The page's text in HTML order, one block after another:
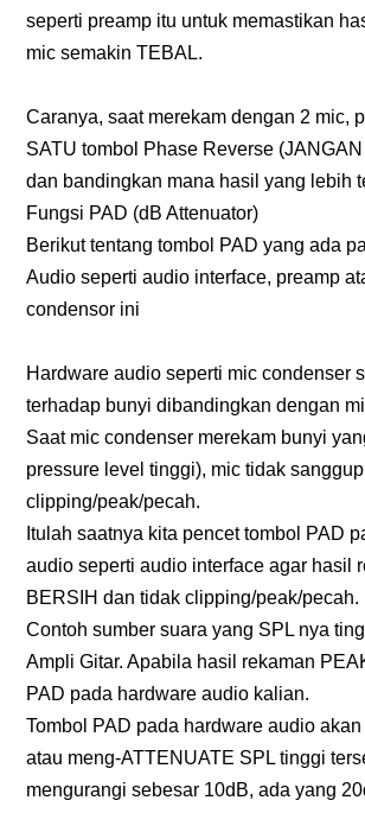
seperti preamp itu untuk memastikan
mic semakin TEBAL.
Caranya, saat merekam dengan 2 mic,
SATU tombol Phase Reverse
dan bandingkan mana hasil yang lebih
Fungsi PAD (dB Attenuator)
Berikut tentang tombol PAD yang ada
Audio seperti audio interface, preamp
condensor ini
Hardware audio seperti mic condenser
terhadap bunyi dibandingkan dengan
Saat mic condenser merekam bunyi
pressure level tinggi), mic tidak
clipping/peak/pecah.
Itulah saatnya kita pencet tombol PAD
audio seperti audio interface agar hasil
BERSIH dan tidak clipping/peak/pecah.
Contoh sumber suara yang SPL nya
Ampli Gitar. Apabila hasil rekaman
PAD pada hardware audio kalian.
Tombol PAD pada hardware audio
atau meng-ATTENUATE SPL tinggi
mengurangi sebesar 10dB, ada yang